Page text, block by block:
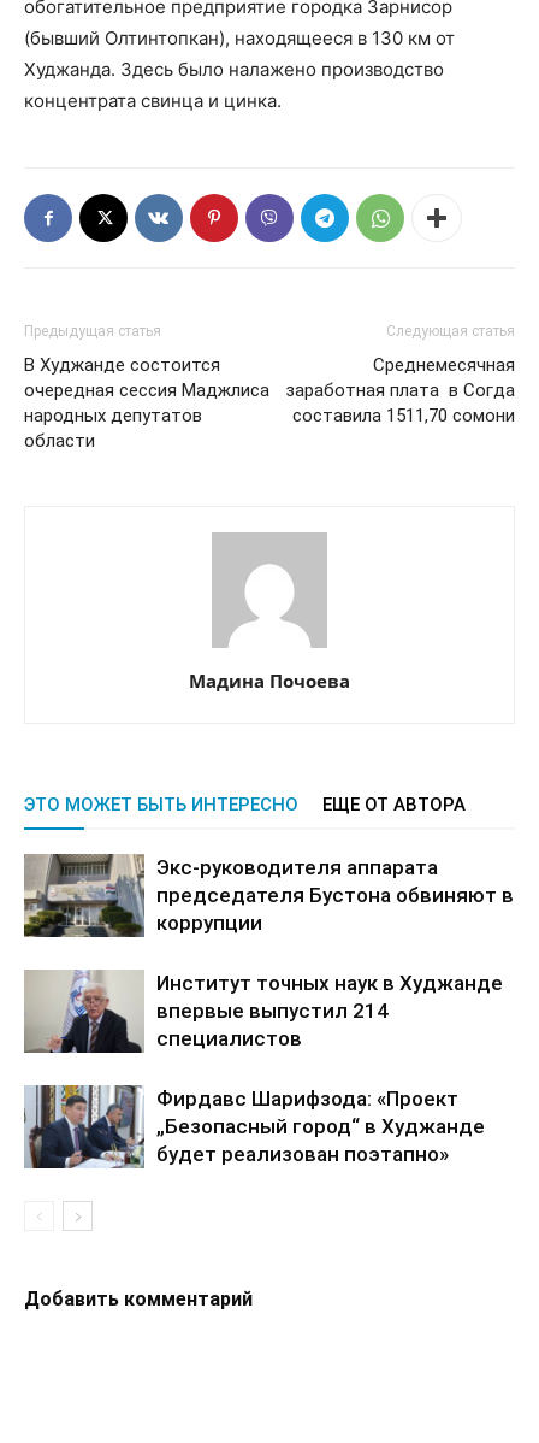
обогатительное предприятие городка Зарнисор
(бывший Олтинтопкан), находящееся в 130 км от
Худжанда. Здесь было налажено производство
концентрата свинца и цинка.
Предыдущая статья
В Худжанде состоится
очередная сессия Маджлиса
народных депутатов
области
Следующая статья
Среднемесячная
заработная плата в Согда
составила 1511,70 сомони
Мадина Почоева
ЭТО МОЖЕТ БЫТЬ ИНТЕРЕСНО ЕЩЕ ОТ АВТОРА
Экс-руководителя аппарата
председателя Бустона обвиняют в
коррупции
Институт точных наук в Худжанде
впервые выпустил 214
специалистов
Фирдавс Шарифзода: «Проект
„Безопасный город“ в Худжанде
будет реализован поэтапно»
Добавить комментарий